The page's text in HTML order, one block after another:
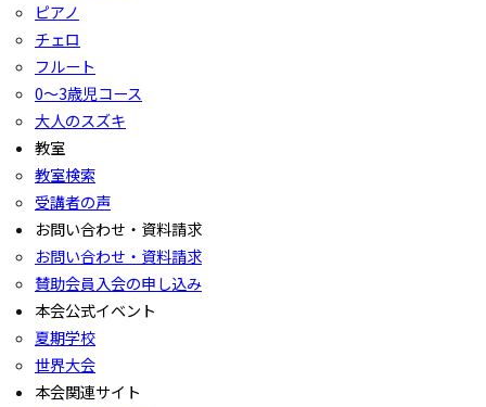
ピアノ
チェロ
フルート
0〜3歳児コース
大人のスズキ
教室
教室検索
受講者の声
お問い合わせ・資料請求
お問い合わせ・資料請求
賛助会員入会の申し込み
本会公式イベント
夏期学校
世界大会
本会関連サイト